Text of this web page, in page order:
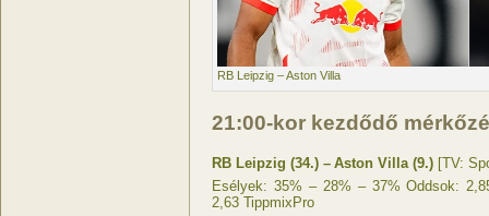
RB Leipzig – Aston Villa
21:00-kor kezdődő
RB Leipzig (34.) – Aston Villa (9.) [TV:
Esélyek: 35% – 28% – 37% Oddsok:
2,63 TippmixPro